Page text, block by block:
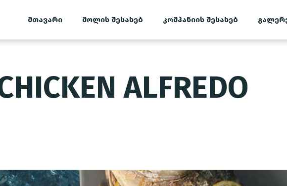
მთავარი მოლის შესახებ კომპანიის შესახებ
ALFREDO